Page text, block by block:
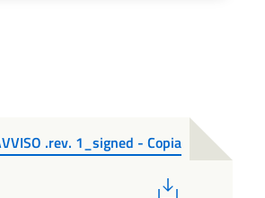
.rev. 1_signed - Copia